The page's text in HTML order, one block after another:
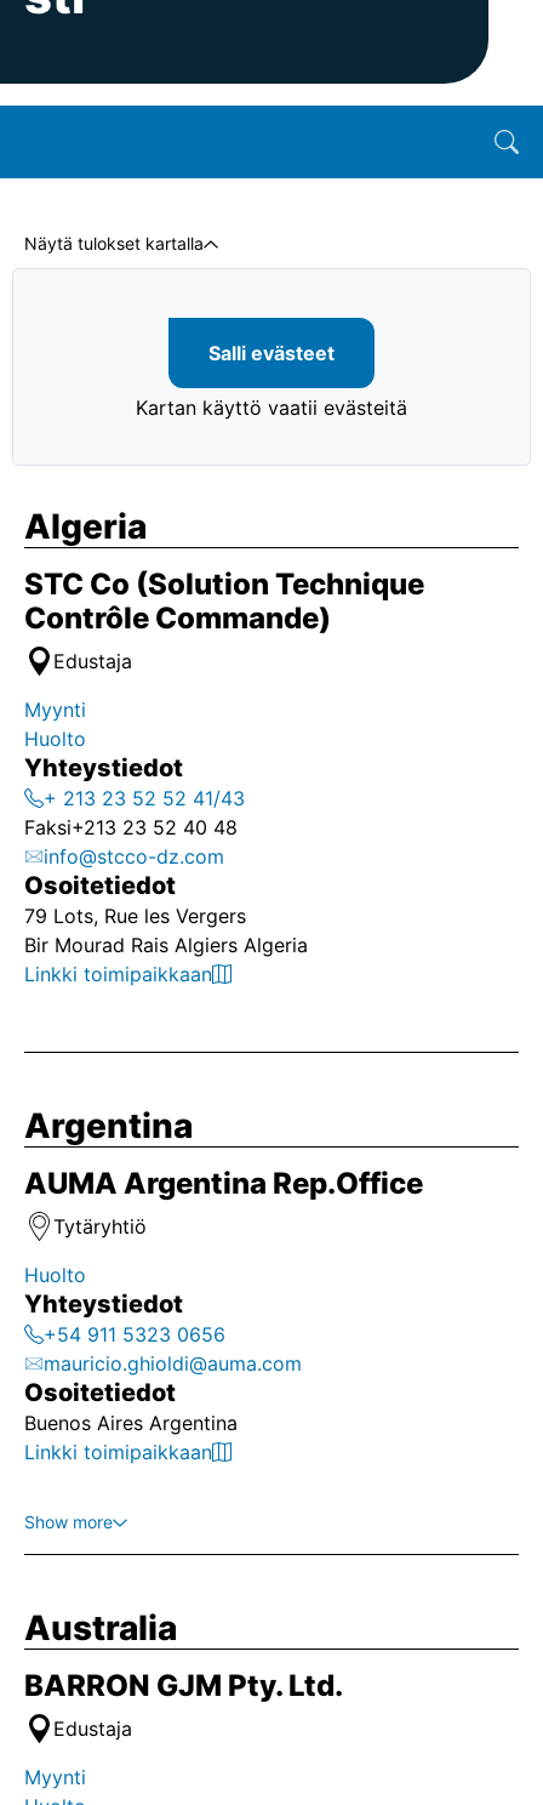
Näytä tulokset kartalla
Salli evästeet
Kartan käyttö vaatii evästeitä
Algeria
STC Co (Solution Technique
Contrôle Commande)
Edustaja
Myynti
Huolto
Yhteystiedot
+ 213 23 52 52 41/43
Faksi+213 23 52 40 48
info@stcco-dz.com
Osoitetiedot
79 Lots, Rue les Vergers
Bir Mourad Rais Algiers Algeria
Linkki toimipaikkaan
Argentina
AUMA Argentina Rep.Office
Tytäryhtiö
Huolto
Yhteystiedot
+54 911 5323 0656
mauricio.ghioldi@auma.com
Osoitetiedot
Buenos Aires Argentina
Linkki toimipaikkaan
Show more
Australia
BARRON GJM Pty. Ltd.
Edustaja
Myynti